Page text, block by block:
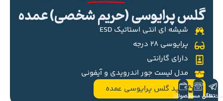
گلس پرایوسی (حریم شخصی) عمده
شیشه ای انتی استاتیک ESD
پرایوسی ۲۸ درجه
دارای گارانتی
مدل لیست جور اندرویدی و آیفونی
خرید گلس پرایوسی عمده
تلگرام
تماس مستقیم
محصولات